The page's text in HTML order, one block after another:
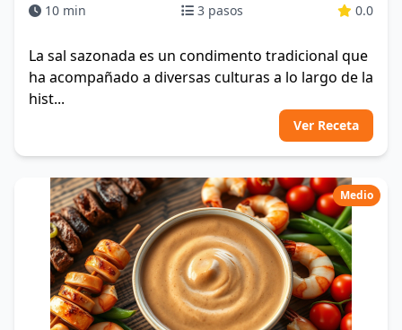
10 min 3 pasos 0.0
La sal sazonada es un condimento tradicional que
ha acompañado a diversas culturas a lo largo de la
hist...
Ver Receta
Medio